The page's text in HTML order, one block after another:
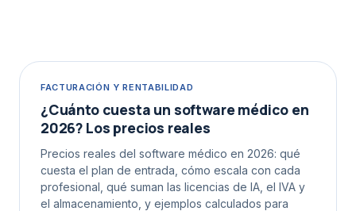
FACTURACIÓN Y RENTABILIDAD
¿Cuánto cuesta un software médico en
2026? Los precios reales
Precios reales del software médico en 2026: qué
cuesta el plan de entrada, cómo escala con cada
profesional, qué suman las licencias de IA, el IVA y
el almacenamiento, y ejemplos calculados para